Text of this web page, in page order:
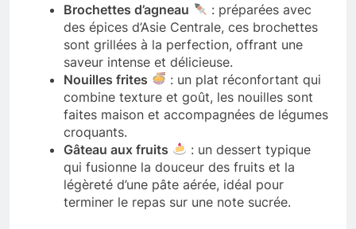
Brochettes d’agneau
: préparées avec
des épices d’Asie Centrale, ces brochettes
sont grillées à la perfection, offrant une
saveur intense et délicieuse.
Nouilles frites
: un plat réconfortant qui
combine texture et goût, les nouilles sont
faites maison et accompagnées de légumes
croquants.
Gâteau aux fruits
: un dessert typique
qui fusionne la douceur des fruits et la
légèreté d’une pâte aérée, idéal pour
terminer le repas sur une note sucrée.